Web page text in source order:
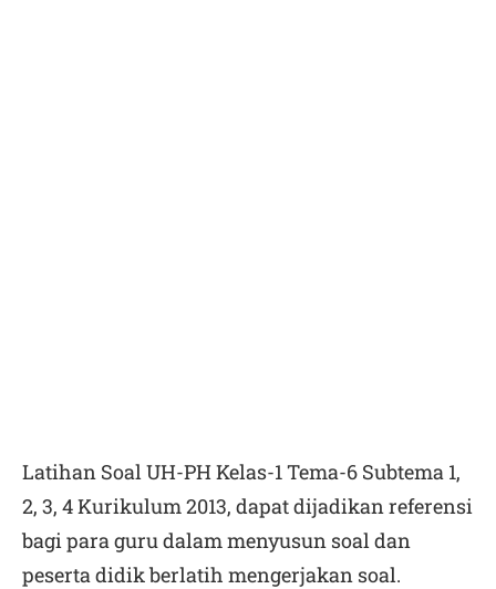
Latihan Soal UH-PH Kelas-1 Tema-6 Subtema 1,
2, 3, 4 Kurikulum 2013, dapat dijadikan referensi
bagi para guru dalam menyusun soal dan
peserta didik berlatih mengerjakan soal.